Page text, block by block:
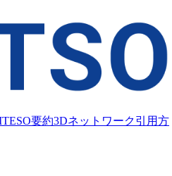
要約3Dネットワーク引用方